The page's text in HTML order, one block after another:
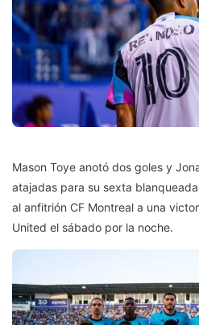
Mason Toye anotó dos goles y
atajadas para su sexta
al anfitrión CF Montreal a una
United el sábado por la noche.